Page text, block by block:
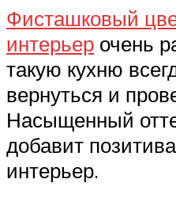
Фисташковый
интерьер очень
такую кухню
вернуться и
Насыщенный
добавит
интерьер.